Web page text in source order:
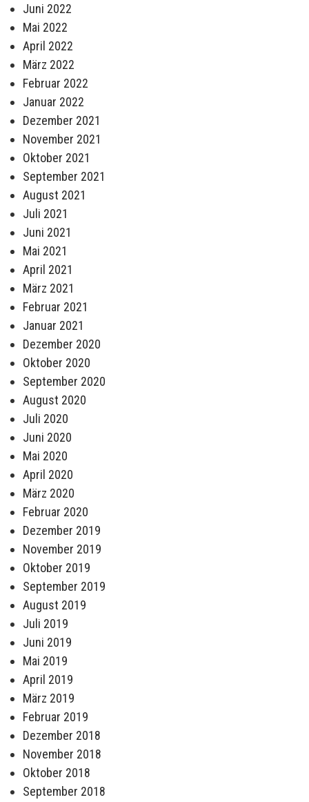
Juni 2022
Mai 2022
April 2022
März 2022
Februar 2022
Januar 2022
Dezember 2021
November 2021
Oktober 2021
September 2021
August 2021
Juli 2021
Juni 2021
Mai 2021
April 2021
März 2021
Februar 2021
Januar 2021
Dezember 2020
Oktober 2020
September 2020
August 2020
Juli 2020
Juni 2020
Mai 2020
April 2020
März 2020
Februar 2020
Dezember 2019
November 2019
Oktober 2019
September 2019
August 2019
Juli 2019
Juni 2019
Mai 2019
April 2019
März 2019
Februar 2019
Dezember 2018
November 2018
Oktober 2018
September 2018